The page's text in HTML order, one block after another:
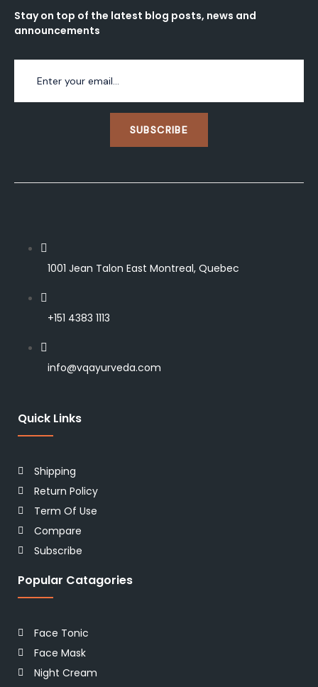
Stay on top of the latest blog posts, news and
announcements
SUBSCRIBE
1001 Jean Talon East Montreal, Quebec
+151 4383 1113
info@vqayurveda.com
Quick Links
Shipping
Return Policy
Term Of Use
Compare
Subscribe
Popular Catagories
Face Tonic
Face Mask
Night Cream